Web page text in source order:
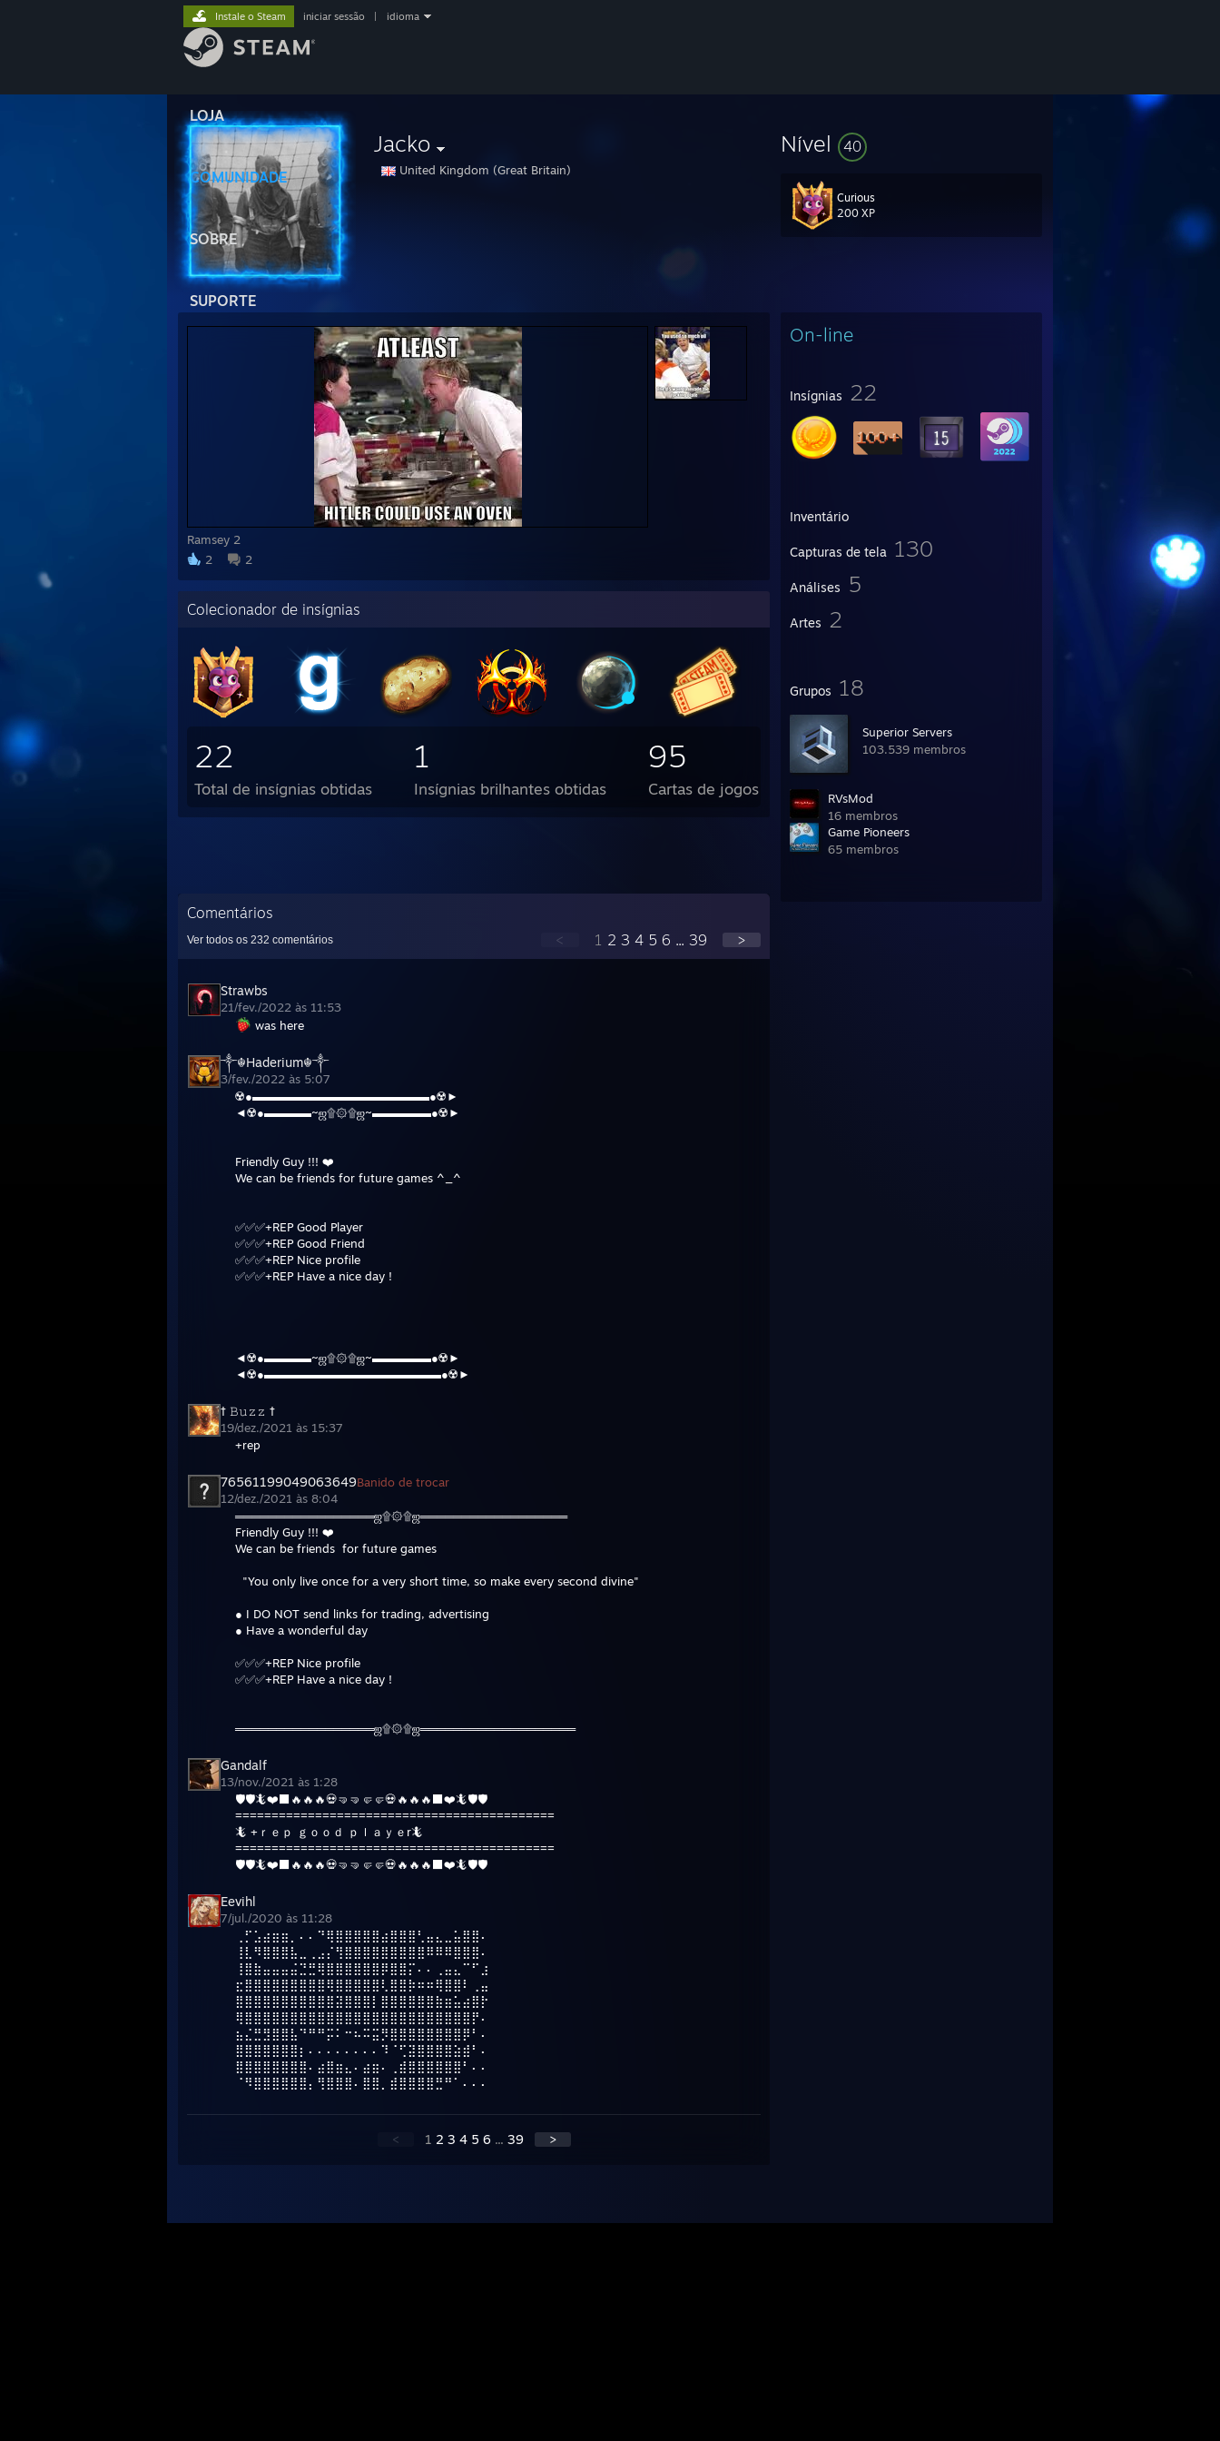
LOJA
COMUNIDADE
SOBRE
SUPORTE
Instale o Steam iniciar sessão idioma
Jacko
United Kingdom (Great Britain)
Nível 40
Curious
200 XP
On-line
Insígnias 22
Inventário
Capturas de tela 130
Análises 5
Artes 2
Grupos 18
Superior Servers
103.539 membros
RVsMod
16 membros
Game Pioneers
65 membros
Ramsey 2
2
2
Colecionador de insígnias
22
Total de insígnias obtidas
1
Insígnias brilhantes obtidas
95
Cartas de jogos
Comentários
Ver todos os 232 comentários < 1 2 3 4 5 6 ... 39 >
Strawbs
21/fev./2022 às 11:53
was here
༒☬Haderium☬༒
3/fev./2022 às 5:07
☢️●▬▬▬▬▬▬▬▬▬▬▬▬▬▬▬●☢️►
◄☢️●▬▬▬▬~ஜ۩۞۩ஜ~▬▬▬▬▬●☢️►
Friendly Guy !!! ❤️
We can be friends for future games ^_^
✅✅✅+REP Good Player
✅✅✅+REP Good Friend
✅✅✅+REP Nice profile
✅✅✅+REP Have a nice day !
◄☢️●▬▬▬▬~ஜ۩۞۩ஜ~▬▬▬▬▬●☢️►
◄☢️●▬▬▬▬▬▬▬▬▬▬▬▬▬▬▬●☢️►
† 𝙱𝚞𝚣𝚣 †
19/dez./2021 às 15:37
+rep
76561199049063649Banido de trocar
12/dez./2021 às 8:04
═════════════════ஜ۩۞۩ஜ══════════════════
Friendly Guy !!! ❤️
We can be friends for future games
"You only live once for a very short time, so make every second divine"
● I DO NOT send links for trading, advertising
● Have a wonderful day
✅✅✅+REP Nice profile
✅✅✅+REP Have a nice day !
═════════════════ஜ۩۞۩ஜ═══════════════════
Gandalf
13/nov./2021 às 1:28
🛡🛡🦎❤️⬛️🔥🔥🔥💀🤜🤜🤛🤛💀🔥🔥🔥⬛️❤️🦎🛡🛡
============================================
🦎 +ｒｅｐ ｇｏｏｄ ｐｌａｙｅr🦎
============================================
🛡🛡🦎❤️⬛️🔥🔥🔥💀🤜🤜🤛🤛💀🔥🔥🔥⬛️❤️🦎🛡🛡
Eevihl
7/jul./2020 às 11:28
⢀⡋⣡⣴⣶⣶⡀⠄⠄⠙⢿⣿⣿⣿⣿⣿⣴⣿⣿⣿⢃⣤⣄⣀⣥⣿⣿⠄
⢸⣇⠻⣿⣿⣿⣧⣀⢀⣠⡌⢻⣿⣿⣿⣿⣿⣿⣿⣿⣿⠿⠿⠿⣿⣿⣿⠄
⢸⣿⣷⣤⣤⣤⣬⣙⣛⢿⣿⣿⣿⣿⣿⣿⡿⣿⣿⡍⠄⠄⢀⣤⣄⠉⠋⣰
⣖⣿⣿⣿⣿⣿⣿⣿⣿⣿⢿⣿⣿⣿⣿⣿⢇⣿⣿⡷⠶⠶⢿⣿⣿⠇⢀⣤
⣿⣿⣿⣿⣿⣿⣿⣿⣿⣿⣿⣽⣿⣿⣿⡇⣿⣿⣿⣿⣿⣿⣷⣶⣥⣴⣿⡗
⢿⣿⣿⣿⣿⣿⣿⣿⣿⣿⣿⣿⣿⣿⣿⣿⣿⣿⣿⣿⣿⣿⣿⣿⣿⣿⡟⠄
⣦⣌⣛⣻⣿⣿⣧⠙⠛⠛⡭⠅⠒⠦⠭⣭⡻⣿⣿⣿⣿⣿⣿⣿⣿⡿⠃⠄
⣿⣿⣿⣿⣿⣿⣿⡆⠄⠄⠄⠄⠄⠄⠄⠄⠹⠈⢋⣽⣿⣿⣿⣿⣵⣾⠃⠄
⣿⣿⣿⣿⣿⣿⣿⣿⠄⣴⣿⣶⣄⠄⣴⣶⠄⢀⣾⣿⣿⣿⣿⣿⣿⠃⠄⠄
⠈⠻⣿⣿⣿⣿⣿⣿⡄⢻⣿⣿⣿⠄⣿⣿⡀⣾⣿⣿⣿⣿⣛⠛⠁⠄⠄⠄
< 1 2 3 4 5 6 ... 39 >